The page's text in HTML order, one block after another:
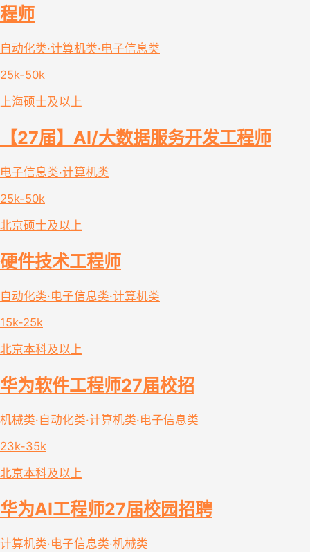
程师
自动化类·计算机类·电子信息类
25k-50k
上海硕士及以上
【27届】AI/大数据服务开发工程师
电子信息类·计算机类
25k-50k
北京硕士及以上
硬件技术工程师
自动化类·电子信息类·计算机类
15k-25k
北京本科及以上
华为软件工程师27届校招
机械类·自动化类·计算机类·电子信息类
23k-35k
北京本科及以上
华为AI工程师27届校园招聘
计算机类·电子信息类·机械类